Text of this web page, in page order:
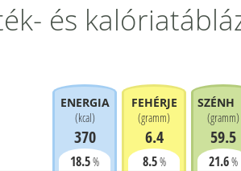
és
ENERGIA
(kcal)
370
18.5%
FEHÉRJE
(gramm)
6.4
8.5%
(gramm)
59.5
21.6%